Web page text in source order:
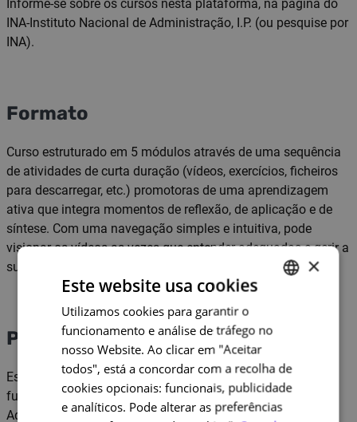
Informe-se sobre os cursos nesta plataforma, na página do
INA-Instituto Nacional de Administração, I.P. (ou pesquise por
INA).
Formato
Curso estruturado em 5 módulos através de uma sequência
de atividades de curta duração (vídeos, exercícios, ficheiros
para descarregar, etc.) promotoras de uma aprendizagem
ativa que integra momentos de reflexão, de aplicação e de
síntese. Com uma navegação simples e intuitiva, pode
visionar os vídeos as vezes que entender adequadas e gerir a
sua formação de forma autónoma e ao seu ritmo.
Pré-requisitos
Este curso destina-se exclusivamente a trabalhadores em
funções públicas, em qualquer tipo de administração:
Administração Direta, Administração Indireta (serviços
ENGLISH
×
Este website usa cookies
Utilizamos cookies para garantir o
funcionamento e análise de tráfego no
nosso Website. Ao clicar em "Aceitar
todos", está a concordar com a recolha de
cookies opcionais: funcionais, publicidade
e analíticos. Pode alterar as preferências